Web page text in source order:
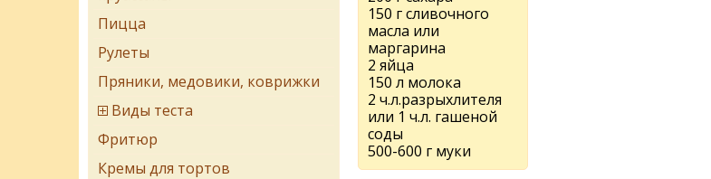
150 г сливочного
масла или
маргарина
2 яйца
150 л молока
2 ч.л.разрыхлителя
или 1 ч.л. гашеной
соды
500-600 г муки
Пицца
Рулеты
Пряники, медовики, коврижки
Виды теста
Фритюр
Кремы для тортов